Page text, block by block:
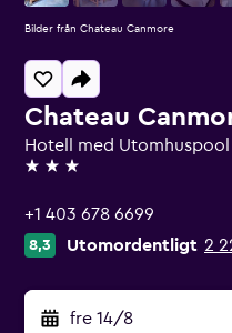
Chateau
Hotell med Utomhuspool
3 stjärnor
+1 403 678 6699
8,3 Utomordentligt 2
fre 14/8
Bilder från Chateau Canmore